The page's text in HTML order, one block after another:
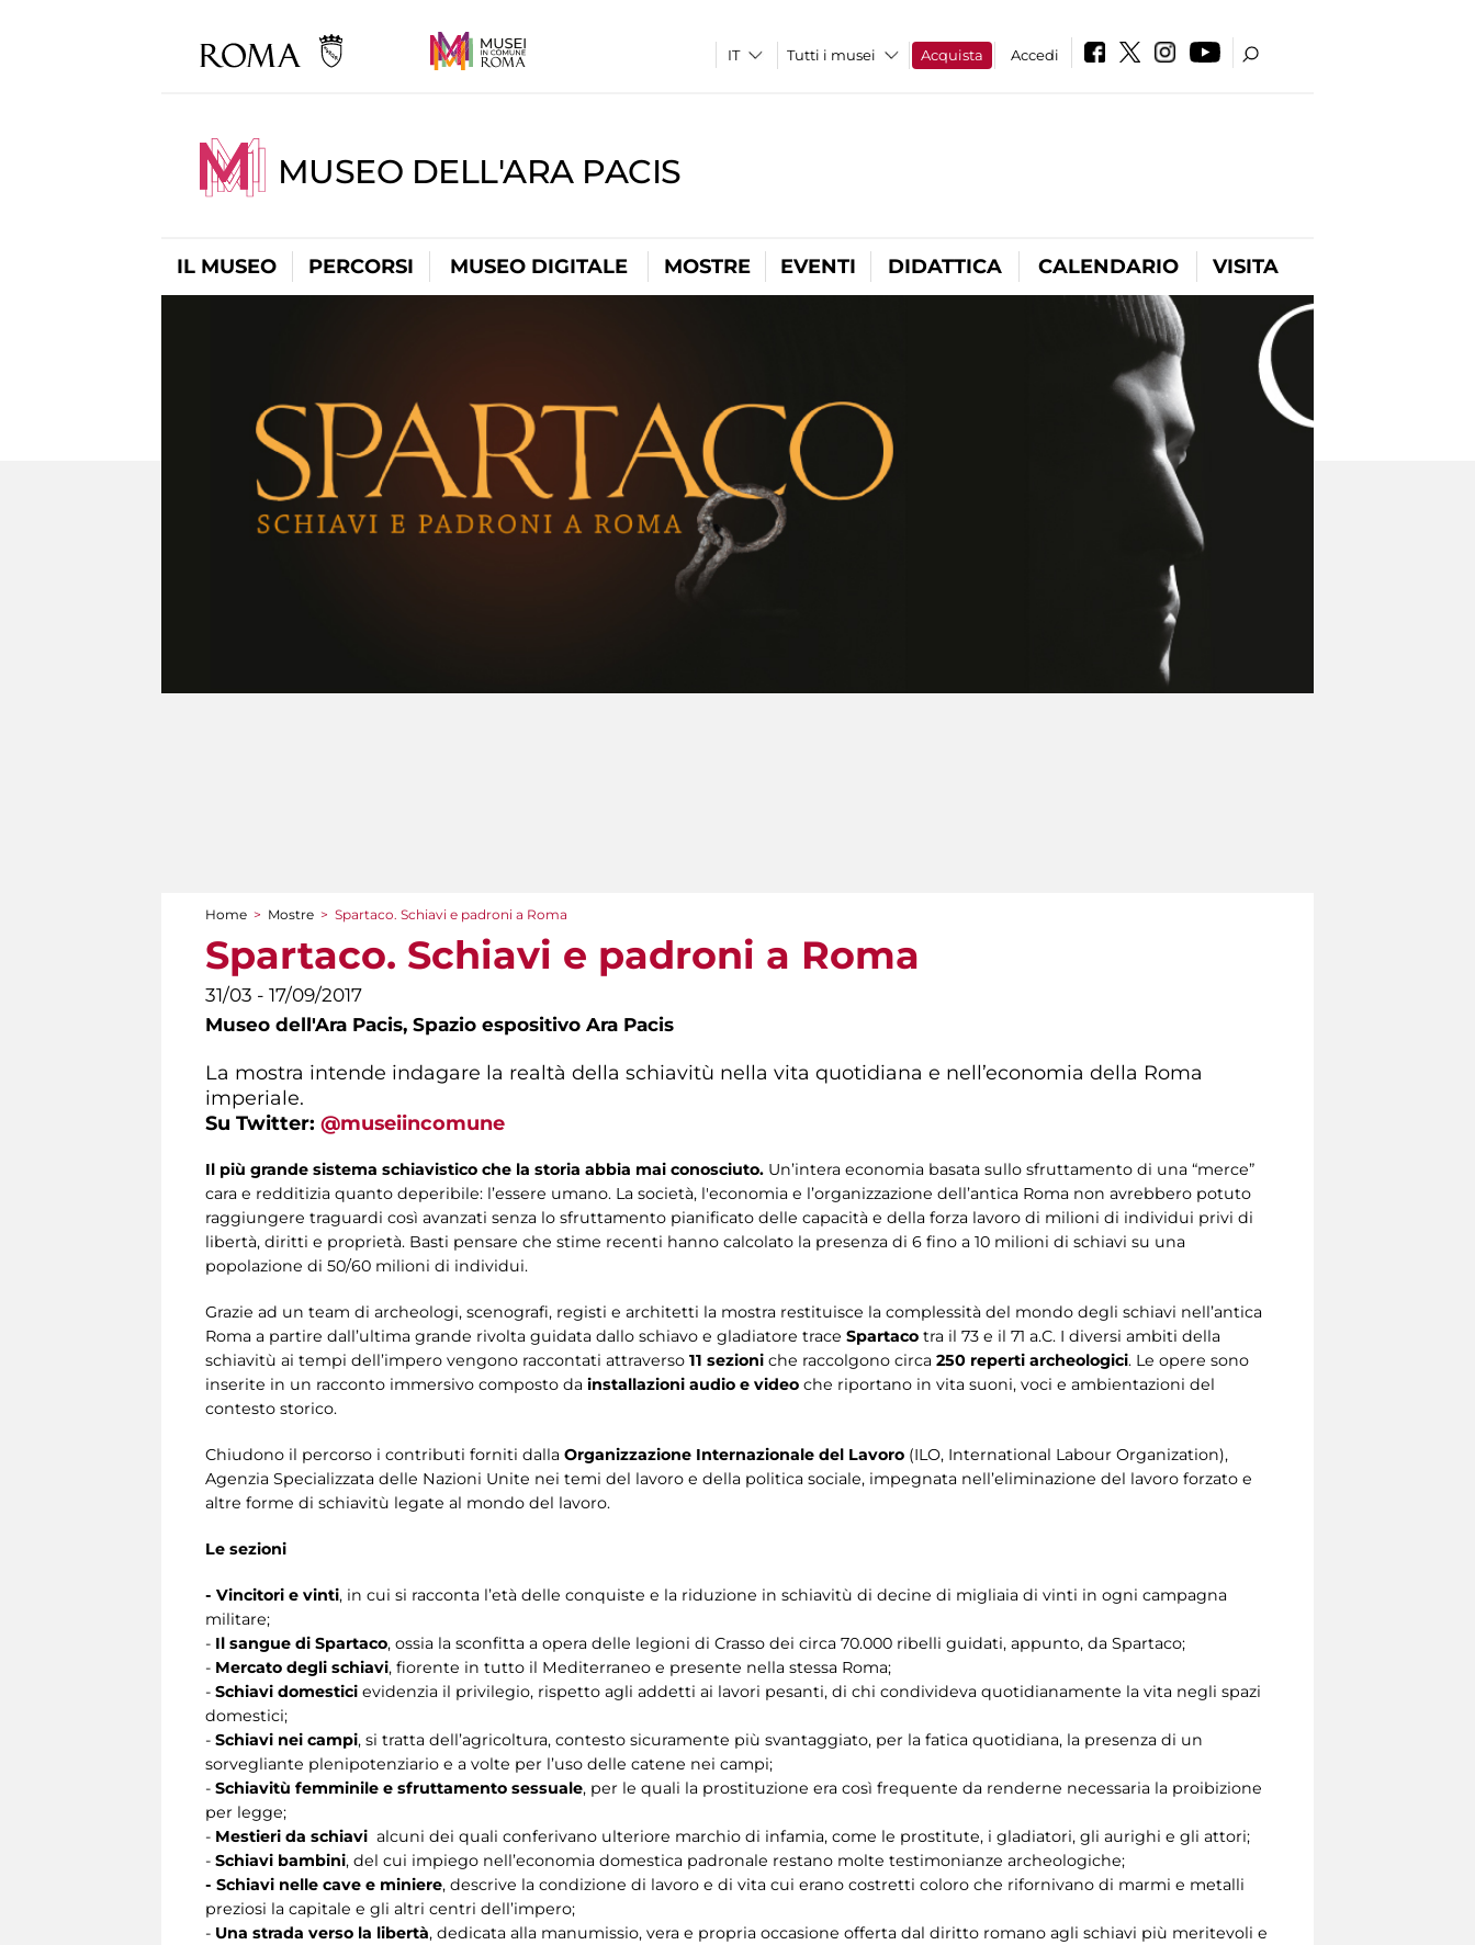
Tutti i musei Acquista Accedi
MUSEO DELL'ARA PACIS
IL MUSEO PERCORSI MUSEO DIGITALE MOSTRE EVENTI DIDATTICA CALENDARIO VISITA
Tu sei qui
Home > Mostre > Spartaco. Schiavi e padroni a Roma
Spartaco. Schiavi e padroni a Roma
31/03 - 17/09/2017
Museo dell'Ara Pacis, Spazio espositivo Ara Pacis
La mostra intende indagare la realtà della schiavitù nella vita quotidiana e nell’economia della Roma
imperiale.
Su Twitter: @museiincomune
Il più grande sistema schiavistico che la storia abbia mai conosciuto. Un’intera economia basata sullo sfruttamento di una “merce”
cara e redditizia quanto deperibile: l’essere umano. La società, l'economia e l’organizzazione dell’antica Roma non avrebbero potuto
raggiungere traguardi così avanzati senza lo sfruttamento pianificato delle capacità e della forza lavoro di milioni di individui privi di
libertà, diritti e proprietà. Basti pensare che stime recenti hanno calcolato la presenza di 6 fino a 10 milioni di schiavi su una
popolazione di 50/60 milioni di individui.
Grazie ad un team di archeologi, scenografi, registi e architetti la mostra restituisce la complessità del mondo degli schiavi nell’antica
Roma a partire dall’ultima grande rivolta guidata dallo schiavo e gladiatore trace Spartaco tra il 73 e il 71 a.C. I diversi ambiti della
schiavitù ai tempi dell’impero vengono raccontati attraverso 11 sezioni che raccolgono circa 250 reperti archeologici. Le opere sono
inserite in un racconto immersivo composto da installazioni audio e video che riportano in vita suoni, voci e ambientazioni del
contesto storico.
Chiudono il percorso i contributi forniti dalla Organizzazione Internazionale del Lavoro (ILO, International Labour Organization),
Agenzia Specializzata delle Nazioni Unite nei temi del lavoro e della politica sociale, impegnata nell’eliminazione del lavoro forzato e
altre forme di schiavitù legate al mondo del lavoro.
Le sezioni
- Vincitori e vinti, in cui si racconta l’età delle conquiste e la riduzione in schiavitù di decine di migliaia di vinti in ogni campagna
militare;
- Il sangue di Spartaco, ossia la sconfitta a opera delle legioni di Crasso dei circa 70.000 ribelli guidati, appunto, da Spartaco;
- Mercato degli schiavi, fiorente in tutto il Mediterraneo e presente nella stessa Roma;
- Schiavi domestici evidenzia il privilegio, rispetto agli addetti ai lavori pesanti, di chi condivideva quotidianamente la vita negli spazi
domestici;
- Schiavi nei campi, si tratta dell’agricoltura, contesto sicuramente più svantaggiato, per la fatica quotidiana, la presenza di un
sorvegliante plenipotenziario e a volte per l’uso delle catene nei campi;
- Schiavitù femminile e sfruttamento sessuale, per le quali la prostituzione era così frequente da renderne necessaria la proibizione
per legge;
- Mestieri da schiavi alcuni dei quali conferivano ulteriore marchio di infamia, come le prostitute, i gladiatori, gli aurighi e gli attori;
- Schiavi bambini, del cui impiego nell’economia domestica padronale restano molte testimonianze archeologiche;
- Schiavi nelle cave e miniere, descrive la condizione di lavoro e di vita cui erano costretti coloro che rifornivano di marmi e metalli
preziosi la capitale e gli altri centri dell’impero;
- Una strada verso la libertà, dedicata alla manumissio, vera e propria occasione offerta dal diritto romano agli schiavi più meritevoli e